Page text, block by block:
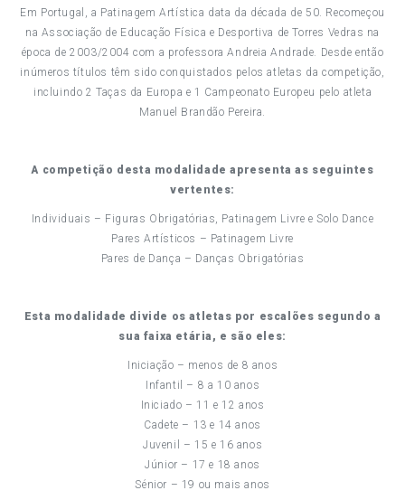
Em Portugal, a Patinagem Artística data da década de 50. Recomeçou
na Associação de Educação Física e Desportiva de Torres Vedras na
época de 2003/2004 com a professora Andreia Andrade. Desde então
inúmeros títulos têm sido conquistados pelos atletas da competição,
incluindo 2 Taças da Europa e 1 Campeonato Europeu pelo atleta
Manuel Brandão Pereira.
A competição desta modalidade apresenta as seguintes
vertentes:
Individuais – Figuras Obrigatórias, Patinagem Livre e Solo Dance
Pares Artísticos – Patinagem Livre
Pares de Dança – Danças Obrigatórias
Esta modalidade divide os atletas por escalões segundo a
sua faixa etária, e são eles:
Iniciação – menos de 8 anos
Infantil – 8 a 10 anos
Iniciado – 11 e 12 anos
Cadete – 13 e 14 anos
Juvenil – 15 e 16 anos
Júnior – 17 e 18 anos
Sénior – 19 ou mais anos